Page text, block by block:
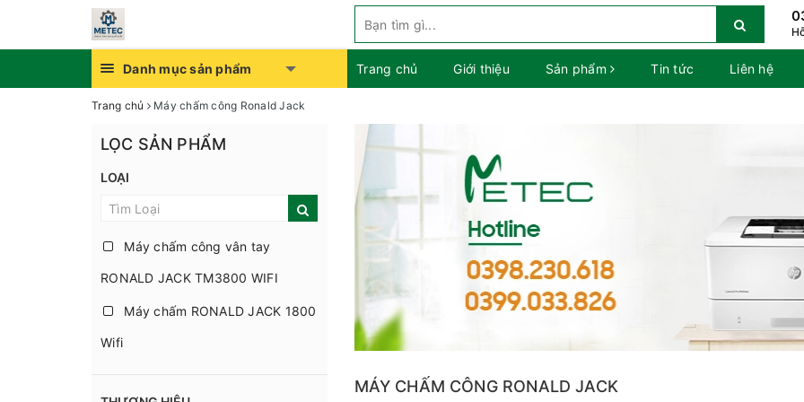
Danh mục sản phẩm Trang chủ Giới thiệu Sản phẩm Tin tức Liên hệ
Trang chủ Máy chấm công Ronald Jack
LỌC SẢN PHẨM
LOẠI
Máy chấm công vân tay
RONALD JACK TM3800 WIFI
Máy chấm RONALD JACK 1800
Wifi
MÁY CHẤM CÔNG RONALD JACK